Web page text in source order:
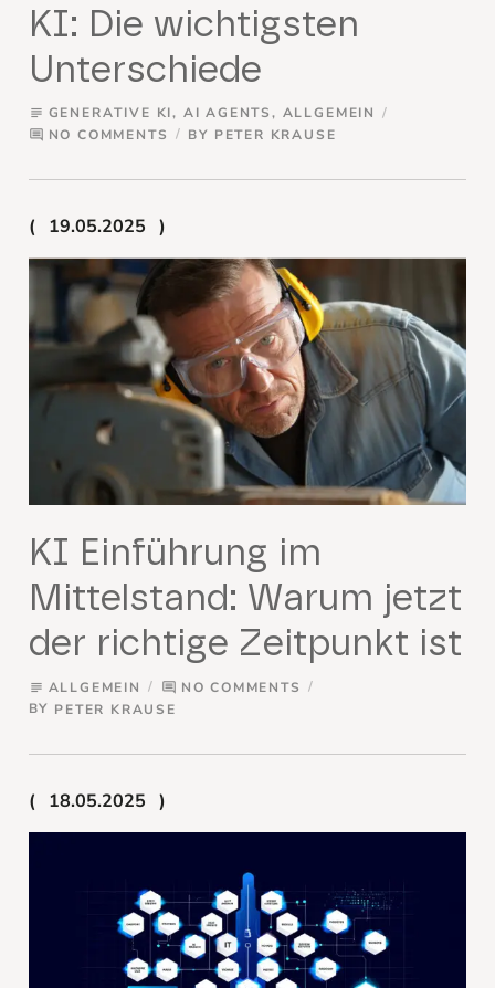
KI: Die wichtigsten
Unterschiede
subject GENERATIVE KI, AI AGENTS, ALLGEMEIN
comment NO COMMENTS BY PETER KRAUSE
19.05.2025
KI Einführung im
Mittelstand: Warum jetzt
der richtige Zeitpunkt ist
subject ALLGEMEIN comment NO COMMENTS
BY PETER KRAUSE
18.05.2025